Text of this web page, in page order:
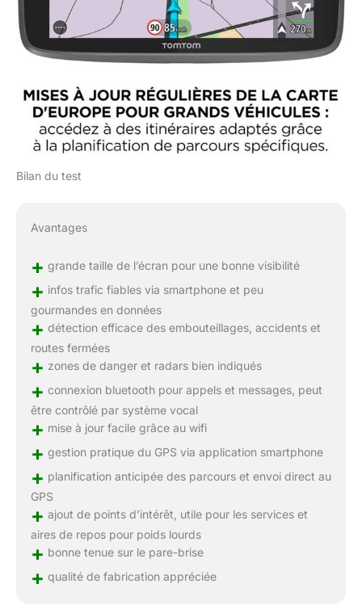
Bilan du test
Avantages
+ grande taille de l’écran pour une bonne visibilité
+ infos trafic fiables via smartphone et peu
gourmandes en données
+ détection efficace des embouteillages, accidents et
routes fermées
+ zones de danger et radars bien indiqués
+ connexion bluetooth pour appels et messages, peut
être contrôlé par système vocal
+ mise à jour facile grâce au wifi
+ gestion pratique du GPS via application smartphone
+ planification anticipée des parcours et envoi direct au
GPS
+ ajout de points d’intérêt, utile pour les services et
aires de repos pour poids lourds
+ bonne tenue sur le pare-brise
+ qualité de fabrication appréciée